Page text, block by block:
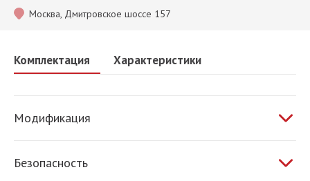
Москва, Дмитровское шоссе 157
Комплектация Характеристики
Модификация
Безопасность